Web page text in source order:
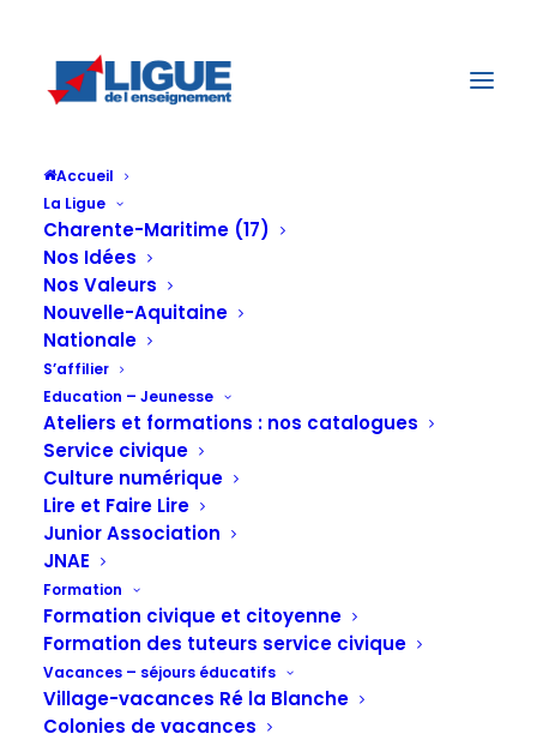
Accueil
La Ligue
Charente-Maritime (17)
Nos Idées
Nos Valeurs
Nouvelle-Aquitaine
Nationale
S’affilier
Education – Jeunesse
Ateliers et formations : nos catalogues
Service civique
Culture numérique
Lire et Faire Lire
Junior Association
JNAE
Formation
Formation civique et citoyenne
Formation des tuteurs service civique
Vacances – séjours éducatifs
Village-vacances Ré la Blanche
Colonies de vacances
Interview d'un
bénévole
relais de LIRE
ET FAIRE LIRE
par la